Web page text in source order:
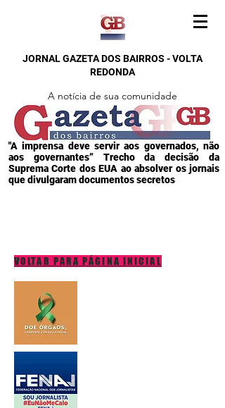
JORNAL GAZETA DOS BAIRROS - VOLTA
REDONDA
A notícia de sua comunidade
"A imprensa deve servir aos governados, não
aos governantes” Trecho da decisão da
Suprema Corte dos EUA ao absolver os jornais
que divulgaram documentos secretos
VOLTAR PARA PÁGINA INICIAL